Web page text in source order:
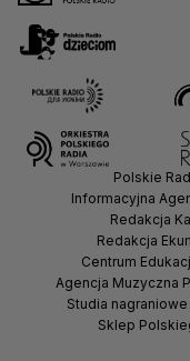
Polskie
Informacyjna
Redakcja
Redakcja
Centrum
Agencja Muzyczna
Studia
Sklep